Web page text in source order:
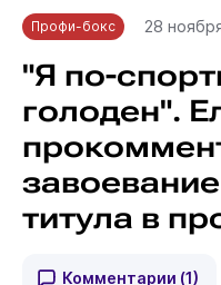
Профи-бокс 28
"Я по-
голоден".
титула в
Комментарии (1)